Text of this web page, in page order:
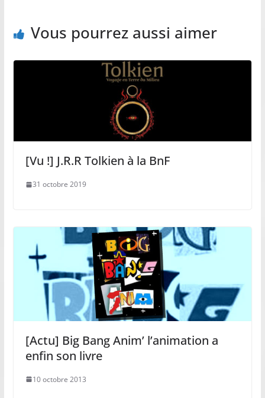
Vous pourrez aussi aimer
[Vu !] J.R.R Tolkien à la BnF
31 octobre 2019
[Actu] Big Bang Anim’ l’animation a
enfin son livre
10 octobre 2013